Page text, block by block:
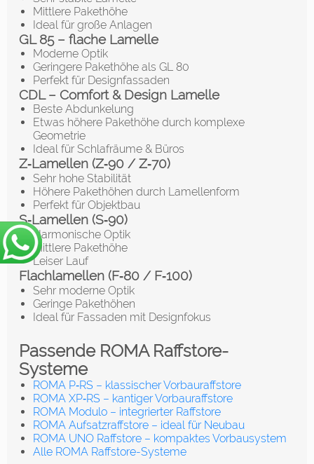
Mittlere Pakethöhe
Ideal für große Anlagen
GL 85 – flache Lamelle
Moderne Optik
Geringere Pakethöhe als GL 80
Perfekt für Designfassaden
CDL – Comfort & Design Lamelle
Beste Abdunkelung
Etwas höhere Pakethöhe durch komplexe
Geometrie
Ideal für Schlafräume & Büros
Z‑Lamellen (Z‑90 / Z‑70)
Sehr hohe Stabilität
Höhere Pakethöhen durch Lamellenform
Perfekt für Objektbau
S‑Lamellen (S‑90)
Harmonische Optik
Mittlere Pakethöhe
Leiser Lauf
Flachlamellen (F‑80 / F‑100)
Sehr moderne Optik
Geringe Pakethöhen
Ideal für Fassaden mit Designfokus
Passende ROMA Raffstore-
Systeme
ROMA P‑RS – klassischer Vorbauraffstore
ROMA XP‑RS – kantiger Vorbauraffstore
ROMA Modulo – integrierter Raffstore
ROMA Aufsatzraffstore – ideal für Neubau
ROMA UNO Raffstore – kompaktes Vorbausystem
Alle ROMA Raffstore-Systeme